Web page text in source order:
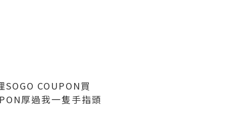
COUPON買
厚過我一隻手指頭